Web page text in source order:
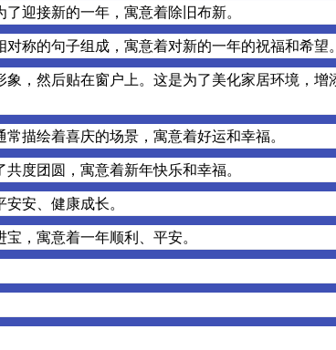
迎接新的一年，寓意着除旧布新。
称的句子组成，寓意着对新的一年的祝福和希望
，然后贴在窗户上。这是为了美化家居环境，增
描绘着喜庆的场景，寓意着好运和幸福。
度团圆，寓意着新年快乐和幸福。
安、健康成长。
，寓意着一年顺利、平安。